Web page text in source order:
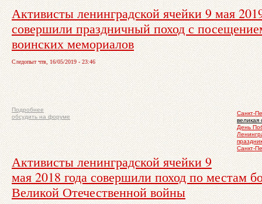
Активисты ленинградской ячейки 9 мая
совершили праздничный поход с
воинских мемориалов
Следопыт чтв, 16/05/2019 - 23:46
Санкт-
великая
День
праздник
Санкт-
Подробнее
обсудить на форуме
Активисты ленинградской ячейки 9
мая 2018 года совершили поход по местам
Великой Отечественной войны